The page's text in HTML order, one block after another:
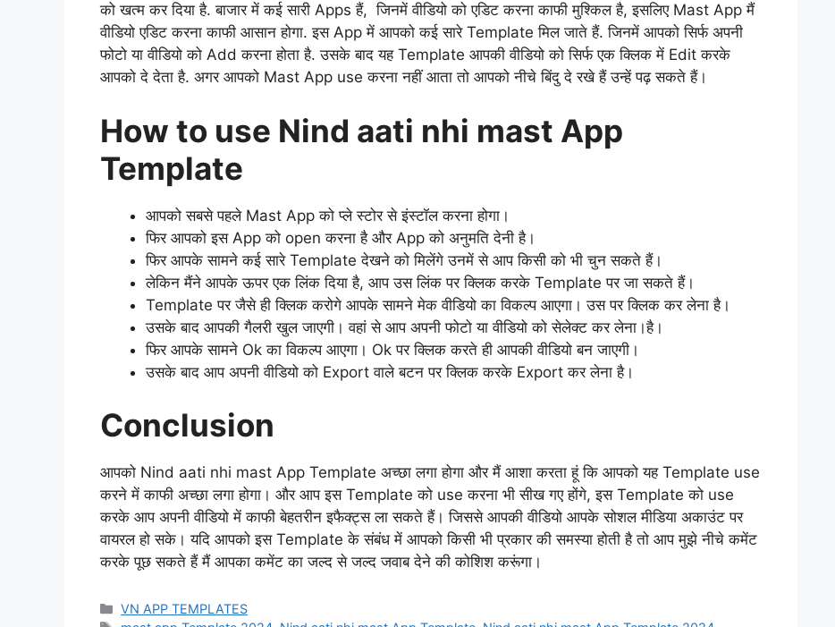
को खत्म कर दिया है. बाजार में कई सारी Apps हैं, जिनमें वीडियो को एडिट करना काफी मुश्किल है, इसलिए Mast App मैं
वीडियो एडिट करना काफी आसान होगा. इस App में आपको कई सारे Template मिल जाते हैं. जिनमें आपको सिर्फ अपनी
फोटो या वीडियो को Add करना होता है. उसके बाद यह Template आपकी वीडियो को सिर्फ एक क्लिक में Edit करके
आपको दे देता है. अगर आपको Mast App use करना नहीं आता तो आपको नीचे बिंदु दे रखे हैं उन्हें पढ़ सकते हैं।
How to use Nind aati nhi mast App
Template
आपको सबसे पहले Mast App को प्ले स्टोर से इंस्टॉल करना होगा।
फिर आपको इस App को open करना है और App को अनुमति देनी है।
फिर आपके सामने कई सारे Template देखने को मिलेंगे उनमें से आप किसी को भी चुन सकते हैं।
लेकिन मैंने आपके ऊपर एक लिंक दिया है, आप उस लिंक पर क्लिक करके Template पर जा सकते हैं।
Template पर जैसे ही क्लिक करोगे आपके सामने मेक वीडियो का विकल्प आएगा। उस पर क्लिक कर लेना है।
उसके बाद आपकी गैलरी खुल जाएगी। वहां से आप अपनी फोटो या वीडियो को सेलेक्ट कर लेना।है।
फिर आपके सामने Ok का विकल्प आएगा। Ok पर क्लिक करते ही आपकी वीडियो बन जाएगी।
उसके बाद आप अपनी वीडियो को Export वाले बटन पर क्लिक करके Export कर लेना है।
Conclusion
आपको Nind aati nhi mast App Template अच्छा लगा होगा और मैं आशा करता हूं कि आपको यह Template use
करने में काफी अच्छा लगा होगा। और आप इस Template को use करना भी सीख गए होंगे, इस Template को use
करके आप अपनी वीडियो में काफी बेहतरीन इफैक्ट्स ला सकते हैं। जिससे आपकी वीडियो आपके सोशल मीडिया अकाउंट पर
वायरल हो सके। यदि आपको इस Template के संबंध में आपको किसी भी प्रकार की समस्या होती है तो आप मुझे नीचे कमेंट
करके पूछ सकते हैं मैं आपका कमेंट का जल्द से जल्द जवाब देने की कोशिश करूंगा।
Categories
VN APP TEMPLATES